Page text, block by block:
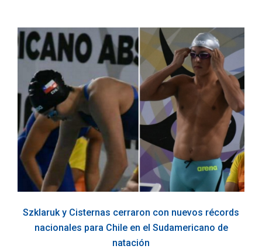
Szklaruk y Cisternas cerraron con nuevos récords
nacionales para Chile en el Sudamericano de
natación